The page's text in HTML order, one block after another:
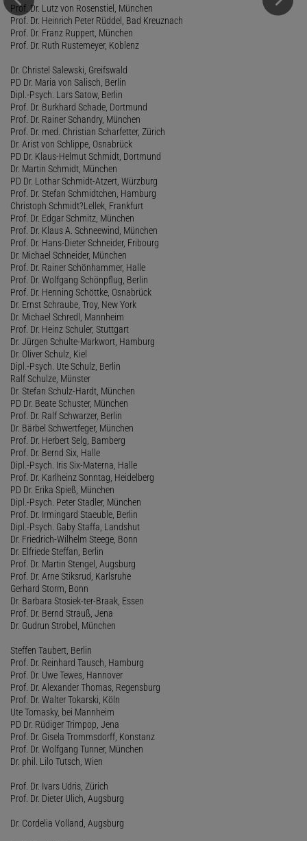
Prof. Dr. Lutz von Rosenstiel, München
Prof. Dr. Heinrich Peter Rüddel, Bad Kreuznach
Prof. Dr. Franz Ruppert, München
Prof. Dr. Ruth Rustemeyer, Koblenz
Dr. Christel Salewski, Greifswald
PD Dr. Maria von Salisch, Berlin
Dipl.-Psych. Lars Satow, Berlin
Prof. Dr. Burkhard Schade, Dortmund
Prof. Dr. Rainer Schandry, München
Prof. Dr. med. Christian Scharfetter, Zürich
Dr. Arist von Schlippe, Osnabrück
PD Dr. Klaus-Helmut Schmidt, Dortmund
Dr. Martin Schmidt, München
PD Dr. Lothar Schmidt-Atzert, Würzburg
Prof. Dr. Stefan Schmidtchen, Hamburg
Christoph Schmidt?Lellek, Frankfurt
Prof. Dr. Edgar Schmitz, München
Prof. Dr. Klaus A. Schneewind, München
Prof. Dr. Hans-Dieter Schneider, Fribourg
Dr. Michael Schneider, München
Prof. Dr. Rainer Schönhammer, Halle
Prof. Dr. Wolfgang Schönpflug, Berlin
Prof. Dr. Henning Schöttke, Osnabrück
Dr. Ernst Schraube, Troy, New York
Dr. Michael Schredl, Mannheim
Prof. Dr. Heinz Schuler, Stuttgart
Dr. Jürgen Schulte-Markwort, Hamburg
Dr. Oliver Schulz, Kiel
Dipl.-Psych. Ute Schulz, Berlin
Ralf Schulze, Münster
Dr. Stefan Schulz-Hardt, München
PD Dr. Beate Schuster, München
Prof. Dr. Ralf Schwarzer, Berlin
Dr. Bärbel Schwertfeger, München
Prof. Dr. Herbert Selg, Bamberg
Prof. Dr. Bernd Six, Halle
Dipl.-Psych. Iris Six-Materna, Halle
Prof. Dr. Karlheinz Sonntag, Heidelberg
PD Dr. Erika Spieß, München
Dipl.-Psych. Peter Stadler, München
Prof. Dr. Irmingard Staeuble, Berlin
Dipl.-Psych. Gaby Staffa, Landshut
Dr. Friedrich-Wilhelm Steege, Bonn
Dr. Elfriede Steffan, Berlin
Prof. Dr. Martin Stengel, Augsburg
Prof. Dr. Arne Stiksrud, Karlsruhe
Gerhard Storm, Bonn
Dr. Barbara Stosiek-ter-Braak, Essen
Prof. Dr. Bernd Strauß, Jena
Dr. Gudrun Strobel, München
Steffen Taubert, Berlin
Prof. Dr. Reinhard Tausch, Hamburg
Prof. Dr. Uwe Tewes, Hannover
Prof. Dr. Alexander Thomas, Regensburg
Prof. Dr. Walter Tokarski, Köln
Ute Tomasky, bei Mannheim
PD Dr. Rüdiger Trimpop, Jena
Prof. Dr. Gisela Trommsdorff, Konstanz
Prof. Dr. Wolfgang Tunner, München
Dr. phil. Lilo Tutsch, Wien
Prof. Dr. Ivars Udris, Zürich
Prof. Dr. Dieter Ulich, Augsburg
Dr. Cordelia Volland, Augsburg